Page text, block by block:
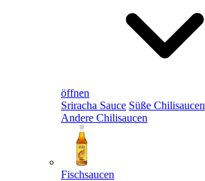
öffnen
Sriracha Sauce Süße Chilisaucen
Andere Chilisaucen
Fischsaucen